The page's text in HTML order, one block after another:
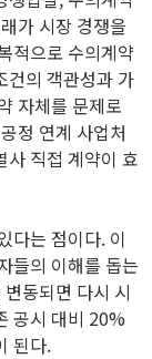
가 시장 경쟁을
적으로 수의계약
건의 객관성과 가
자체를 문제로
정 연계 사업처
사 직접 계약이 효
다는 점이다. 이
들의 이해를 돕는
동되면 다시 시
공시 대비 20%
된다.